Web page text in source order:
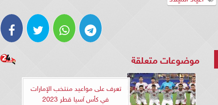
موضوعات متعلقة
تعرف على مواعيد منتخب الإمارات
في كأس آسيا قطر 2023